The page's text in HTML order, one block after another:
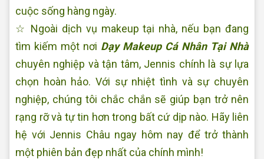
cuộc sống hàng ngày.
☆ Ngoài dịch vụ makeup tại nhà, nếu bạn đang
tìm kiếm một nơi Dạy Makeup Cá Nhân Tại Nhà
chuyên nghiệp và tận tâm, Jennis chính là sự lựa
chọn hoàn hảo. Với sự nhiệt tình và sự chuyên
nghiệp, chúng tôi chắc chắn sẽ giúp bạn trở nên
rạng rỡ và tự tin hơn trong bất cứ dịp nào. Hãy liên
hệ với Jennis Châu ngay hôm nay để trở thành
một phiên bản đẹp nhất của chính mình!